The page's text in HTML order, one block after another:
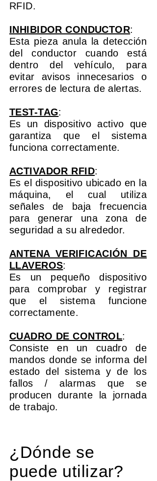
RFID.
INHIBIDOR CONDUCTOR:
Esta pieza anula la detección
del conductor cuando está
dentro del vehículo, para
evitar avisos innecesarios o
errores de lectura de alertas.
TEST-TAG:
Es un dispositivo activo que
garantiza que el sistema
funciona correctamente.
ACTIVADOR RFID:
Es el dispositivo ubicado en la
máquina, el cual utiliza
señales de baja frecuencia
para generar una zona de
seguridad a su alrededor.
ANTENA VERIFICACIÓN DE
LLAVEROS:
Es un pequeño dispositivo
para comprobar y registrar
que el sistema funcione
correctamente.
CUADRO DE CONTROL:
Consiste en un cuadro de
mandos donde se informa del
estado del sistema y de los
fallos / alarmas que se
producen durante la jornada
de trabajo.
¿Dónde se
puede utilizar?